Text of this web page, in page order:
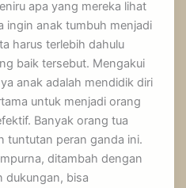
apa yang mereka lihat
ingin anak tumbuh menjadi
harus terlebih dahulu
baik tersebut. Mengakui
anak adalah mendidik diri
untuk menjadi orang
Banyak orang tua
tuntutan peran ganda ini.
ditambah dengan
dukungan, bisa